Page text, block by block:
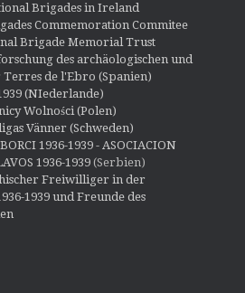
Brigades in Ireland
Commemoration Commitee
Brigade Memorial Trust
des archäologischen und
de l'Ebro (Spanien)
(NIederlande)
Wolności (Polen)
Vänner (Schweden)
1936-1939 - ASOCIACION
1936-1939 (Serbien)
Freiwilliger in der
1939 und Freunde des